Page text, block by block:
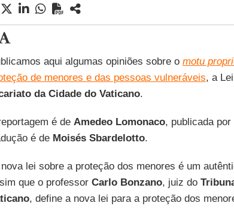
aqui algumas opiniões sobre o motu
de menores e das pessoas vulneráveis, a
da Cidade do Vaticano.
é de Amedeo Lomonaco, publicada por
é de Moisés Sbardelotto.
nova lei sobre a proteção dos menores é um
que o professor Carlo Bonzano, juiz do
, define a nova lei para a proteção dos